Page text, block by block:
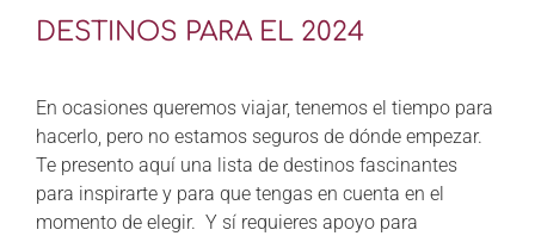
CONTÁCTANOS
DESTINOS PARA EL 2024
En ocasiones queremos viajar, tenemos el tiempo para
hacerlo, pero no estamos seguros de dónde empezar.
Te presento aquí una lista de destinos fascinantes
para inspirarte y para que tengas en cuenta en el
momento de elegir. Y sí requieres apoyo para